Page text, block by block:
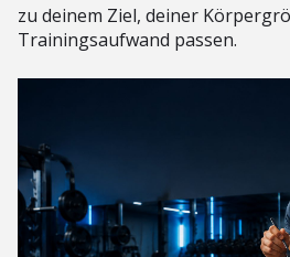
zu deinem Ziel, deiner
Trainingsaufwand passen.